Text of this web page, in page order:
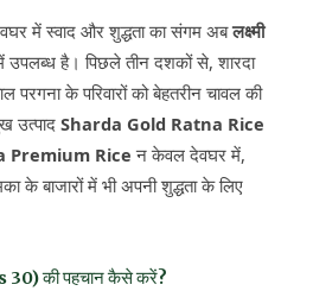
में स्वाद और शुद्धता का संगम अबलक्ष्मी
उपलब्ध है। पिछले तीन दशकों से, शारदा
के परिवारों को बेहतरीन चावल की
उत्पाद Sharda Gold Ratna Rice
Premium Rice न केवल देवघर में,
के बाजारों में भी अपनी शुद्धता के लिए
की पहचान कैसे करें?